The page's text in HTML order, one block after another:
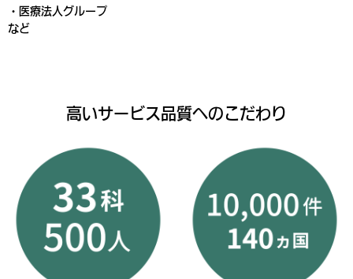
・医療法人グループ
など
高いサービス品質へのこだわり